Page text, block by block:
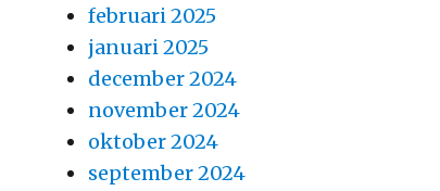
februari 2025
januari 2025
december 2024
november 2024
oktober 2024
september 2024